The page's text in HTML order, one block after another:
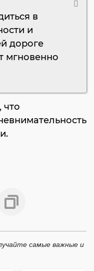
в
и
дороге
мгновенно
что
самые важные и